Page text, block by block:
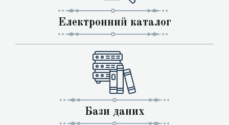
Електронний каталог
Бази даних